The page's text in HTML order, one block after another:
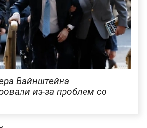
Вайнштейна
из-за проблем со